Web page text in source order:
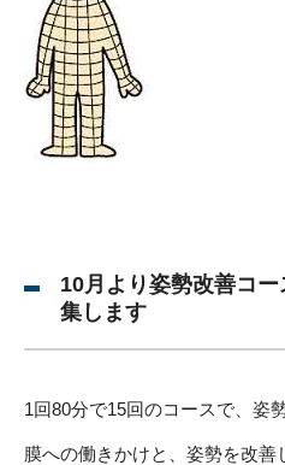
10月より姿勢改善コ
集します
1回80分で15回のコースで、姿
膜への働きかけと、姿勢を改